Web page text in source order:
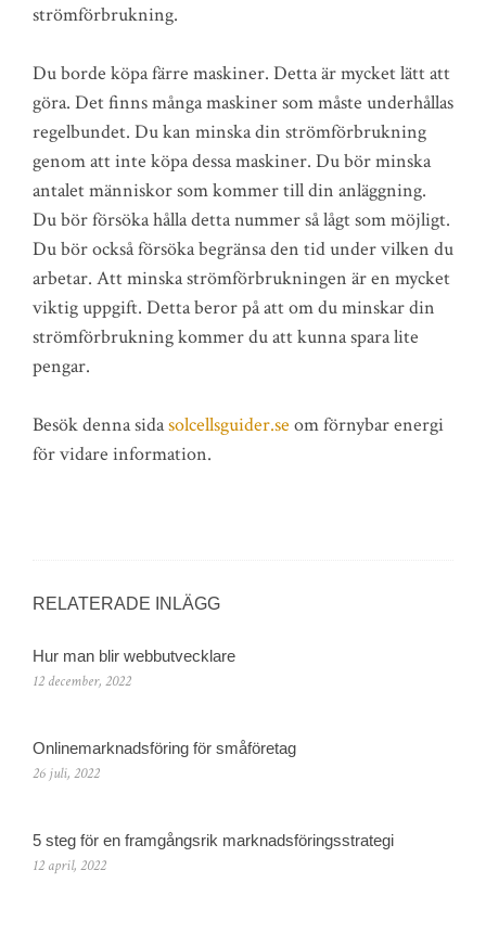
strömförbrukning.
Du borde köpa färre maskiner. Detta är mycket lätt att
göra. Det finns många maskiner som måste underhållas
regelbundet. Du kan minska din strömförbrukning
genom att inte köpa dessa maskiner. Du bör minska
antalet människor som kommer till din anläggning.
Du bör försöka hålla detta nummer så lågt som möjligt.
Du bör också försöka begränsa den tid under vilken du
arbetar. Att minska strömförbrukningen är en mycket
viktig uppgift. Detta beror på att om du minskar din
strömförbrukning kommer du att kunna spara lite
pengar.
Besök denna sidasolcellsguider.se om förnybar energi
för vidare information.
RELATERADE INLÄGG
Hur man blir webbutvecklare
12 december, 2022
Onlinemarknadsföring för småföretag
26 juli, 2022
5 steg för en framgångsrik marknadsföringsstrategi
12 april, 2022